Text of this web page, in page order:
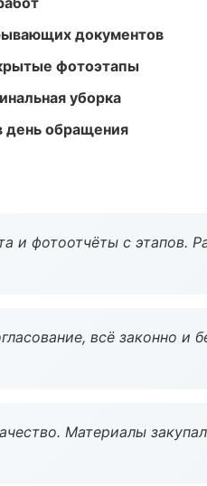
документов
фотоэтапы
уборка
день обращения
и фотоотчёты с этапов.
всё законно и
Материалы